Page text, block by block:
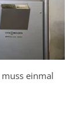
einmal